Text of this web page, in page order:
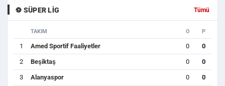
⚽ SÜPER LIG Tümü
TAKIM O P
1 Amed Sportif Faaliyetler 0 0
2 Beşiktaş 0 0
3 Alanyaspor 0 0